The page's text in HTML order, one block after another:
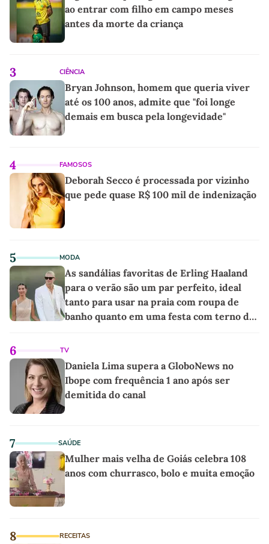
ao entrar com filho em campo meses
antes da morte da criança
3 CIÊNCIA
Bryan Johnson, homem que queria viver
até os 100 anos, admite que "foi longe
demais em busca pela longevidade"
4 FAMOSOS
Deborah Secco é processada por vizinho
que pede quase R$ 100 mil de indenização
5 MODA
As sandálias favoritas de Erling Haaland
para o verão são um par perfeito, ideal
tanto para usar na praia com roupa de
banho quanto em uma festa com terno de
6 TV
Daniela Lima supera a GloboNews no
Ibope com frequência 1 ano após ser
demitida do canal
7 SAÚDE
Mulher mais velha de Goiás celebra 108
anos com churrasco, bolo e muita emoção
8 RECEITAS